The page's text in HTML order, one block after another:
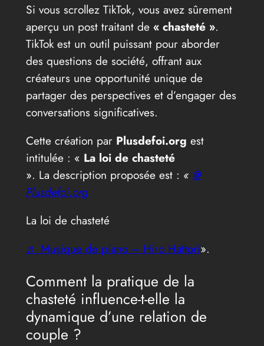
Si vous scrollez TikTok, vous avez sûrement
aperçu un post traitant de « chasteté ».
TikTok est un outil puissant pour aborder
des questions de société, offrant aux
créateurs une opportunité unique de
partager des perspectives et d’engager des
conversations significatives.
Cette création par Plusdefoi.org est
intitulée : « La loi de chasteté
». La description proposée est : « @
Plusdefoi.org
La loi de chasteté
♬ Musique de piano – Hiro Hattori».
Comment la pratique de la
chasteté influence-t-elle la
dynamique d’une relation de
couple ?